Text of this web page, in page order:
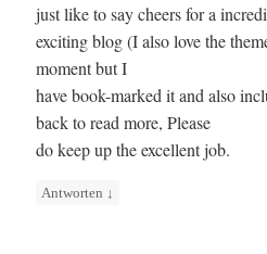
just like to say cheers for a
exciting blog (I also love the
moment but I
have book-marked it and also
back to read more, Please
do keep up the excellent job.
Antworten ↓